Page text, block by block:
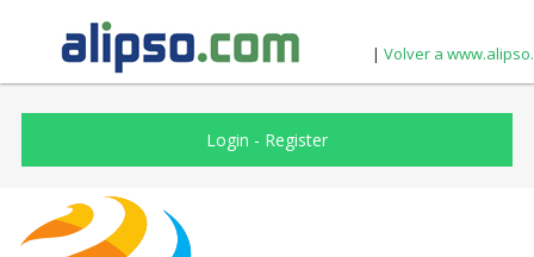
| Volver a
Login - Register